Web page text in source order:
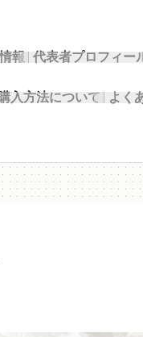
報 代表者プロフィー
入方法について よく